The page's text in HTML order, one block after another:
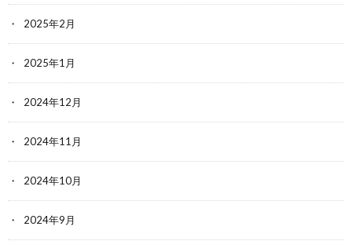
2025年2月
2025年1月
2024年12月
2024年11月
2024年10月
2024年9月